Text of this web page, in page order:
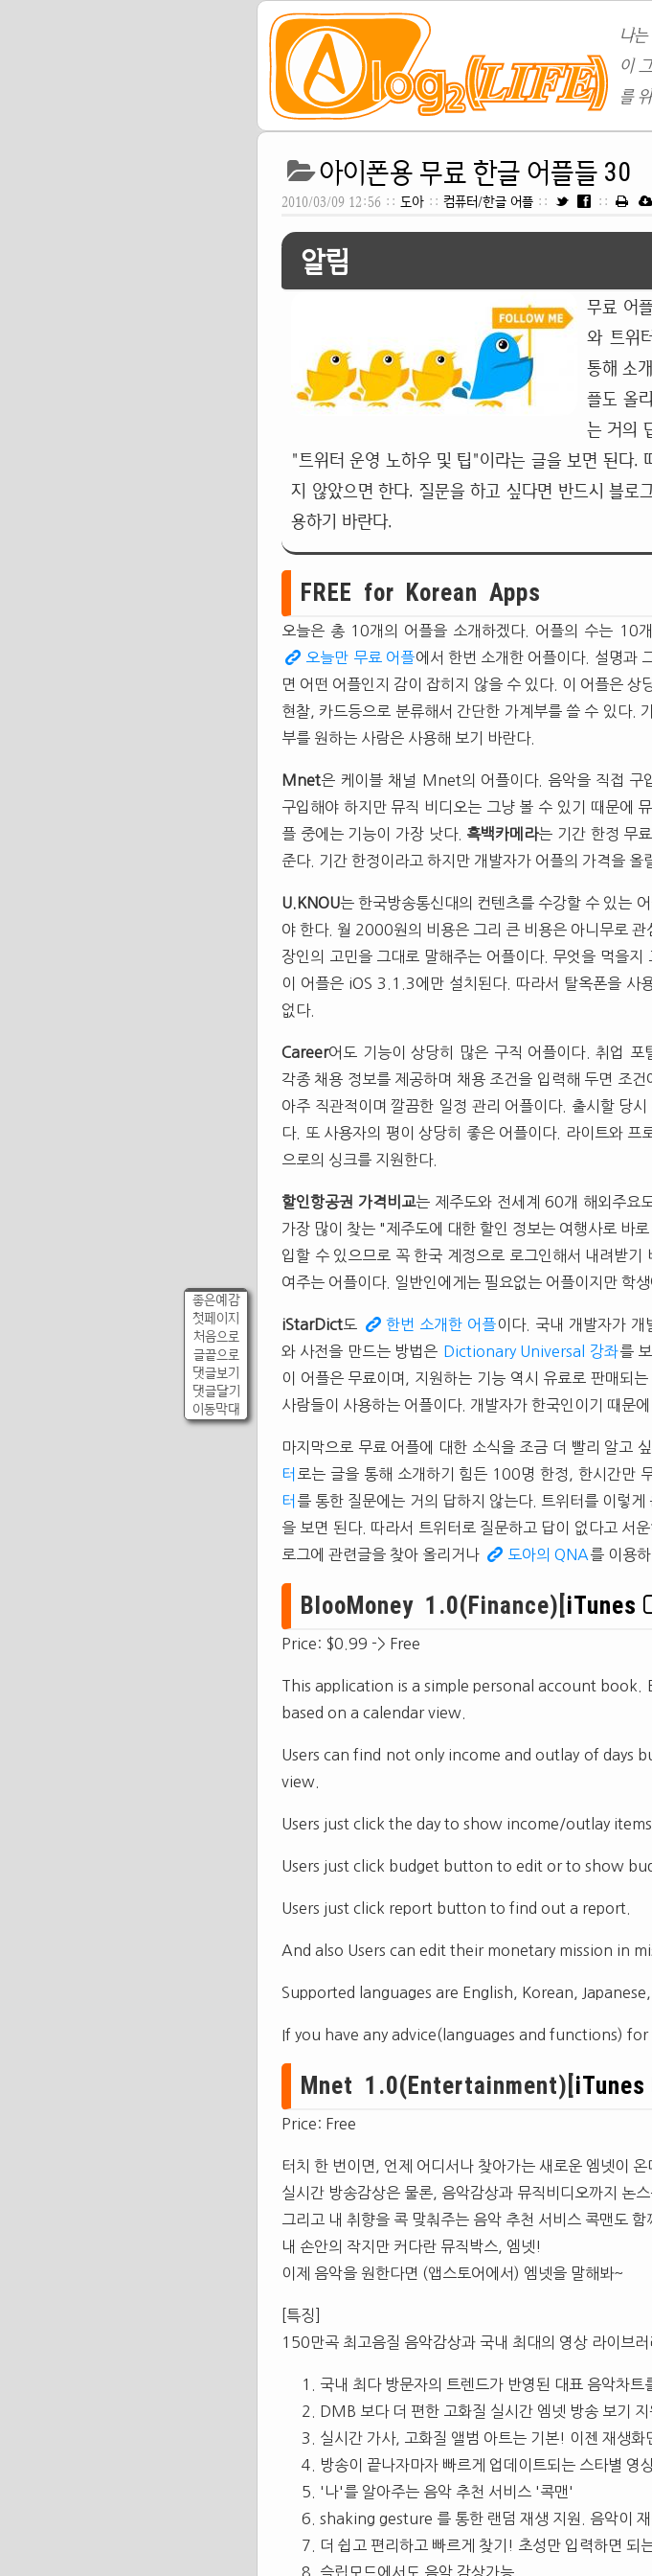
나
이
를
좋은예감
첫페이지
처음으로
글끝으로
댓글보기
댓글달기
이동막대
아이폰용 무료 한글 어플들 30
2010/03/09 12:56 :: 도아 :: 컴퓨터/한글 어플 :: ::
알림
무료 어
와 트위
통해 소
플도 올
는 거의
"트위터 운영 노하우 및 팁"이라는 글을 보면 된다.
지 않았으면 한다. 질문을 하고 싶다면 반드시 블로
용하기 바란다.
FREE for Korean Apps
오늘은 총 10개의 어플을 소개하겠다. 어플의 수는 10
오늘만 무료 어플에서 한번 소개한 어플이다. 설명과
면 어떤 어플인지 감이 잡히지 않을 수 있다. 이 어플은
현찰, 카드등으로 분류해서 간단한 가계부를 쓸 수 있다.
부를 원하는 사람은 사용해 보기 바란다.
Mnet은 케이블 채널 Mnet의 어플이다. 음악을 직접 구
구입해야 하지만 뮤직 비디오는 그냥 볼 수 있기 때문에
플 중에는 기능이 가장 낫다. 흑백카메라는 기간 한정 무
준다. 기간 한정이라고 하지만 개발자가 어플의 가격을 올
U.KNOU는 한국방송통신대의 컨텐츠를 수강할 수 있는
야 한다. 월 2000원의 비용은 그리 큰 비용은 아니무로 관
장인의 고민을 그대로 말해주는 어플이다. 무엇을 먹을
이 어플은 iOS 3.1.3에만 설치된다. 따라서 탈옥폰을 사
없다.
Career어도 기능이 상당히 많은 구직 어플이다. 취업
각종 채용 정보를 제공하며 채용 조건을 입력해 두면 조
아주 직관적이며 깔끔한 일정 관리 어플이다. 출시할 당
다. 또 사용자의 평이 상당히 좋은 어플이다. 라이트와
으로의 싱크를 지원한다.
할인항공권 가격비교는 제주도와 전세계 60개 해외주요
가장 많이 찾는 "제주도에 대한 할인 정보는 여행사로 바
입할 수 있으므로 꼭 한국 계정으로 로그인해서 내려받기
여주는 어플이다. 일반인에게는 필요없는 어플이지만 학
iStarDict도 한번 소개한 어플이다. 국내 개발자가
와 사전을 만드는 방법은 Dictionary Universal 강좌를
이 어플은 무료이며, 지원하는 기능 역시 유료로 판매
사람들이 사용하는 어플이다. 개발자가 한국인이기 때문
마지막으로 무료 어플에 대한 소식을 조금 더 빨리 알고
터 로는 글을 통해 소개하기 힘든 100명 한정, 한시간만
터 를 통한 질문에는 거의 답하지 않는다. 트위터를 이렇게
을 보면 된다. 따라서 트위터로 질문하고 답이 없다고 서
로그에 관련글을 찾아 올리거나
도아의 QNA를 이용
BlooMoney 1.0(Finance)[ iTunes
Price: $0.99 -> Free
This application is a simple personal account book.
based on a calendar view.
Users can find not only income and outlay of days
view.
Users just click the day to show income/outlay
Users just click budget button to edit or to show
Users just click report button to find out a report.
And also Users can edit their monetary mission in
Supported languages are English, Korean, Japanese,
If you have any advice(languages and functions)
Mnet 1.0(Entertainment)[ iTunes
Price: Free
터치 한 번이면, 언제 어디서나 찾아가는 새로운 엠넷이 온
실시간 방송감상은 물론, 음악감상과 뮤직비디오까지 논
그리고 내 취향을 콕 맞춰주는 음악 추천 서비스 콕맨도 함
내 손안의 작지만 커다란 뮤직박스, 엠넷!
이제 음악을 원한다면 (앱스토어에서) 엠넷을 말해봐~
[특징]
150만곡 최고음질 음악감상과 국내 최대의 영상 라이브
국내 최다 방문자의 트렌드가 반영된 대표 음악차
DMB 보다 더 편한 고화질 실시간 엠넷 방송 보기 지
실시간 가사, 고화질 앨범 아트는 기본! 이젠 재생
방송이 끝나자마자 빠르게 업데이트되는 스타별 영
'나'를 알아주는 음악 추천 서비스 '콕맨'
shaking gesture 를 통한 랜덤 재생 지원. 음악이
더 쉽고 편리하고 빠르게 찾기! 초성만 입력하면 되
슬립모드에서도 음악 감상가능